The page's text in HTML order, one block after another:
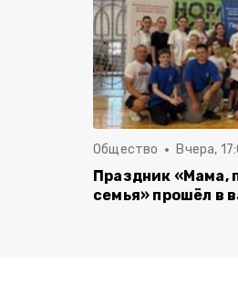
Общество Вчера,
Праздник «Мама,
семья» прошёл в